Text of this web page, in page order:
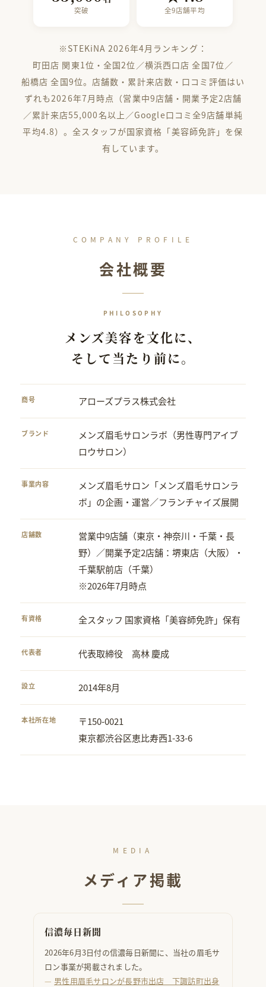
突破 全9店舗平均
※STEKiNA 2026年4月ランキング：
町田店 関東1位・全国2位 ／横浜西口店 全国7位 ／
船橋店 全国9位。店舗数・累計来店数・口コミ評価はい
ずれも2026年7月時点（営業中9店舗・開業予定2店舗
／累計来店55,000名以上／Google口コミ全9店舗単純
平均4.8）。全スタッフが国家資格「美容師免許」を保
有しています。
COMPANY PROFILE
会社概要
PHILOSOPHY
メンズ美容を文化に、
そして当たり前に。
商号 アローズプラス株式会社
ブランド
メンズ眉毛サロンラボ（男性専門アイブ
ロウサロン）
事業内容
メンズ眉毛サロン「メンズ眉毛サロンラ
ボ」の企画・運営／フランチャイズ展開
店舗数
営業中9店舗（東京・神奈川・千葉・長
野）／開業予定2店舗：堺東店（大阪）・
千葉駅前店（千葉）
※2026年7月時点
有資格 全スタッフ 国家資格「美容師免許」保有
代表者 代表取締役 高林 慶成
設立 2014年8月
本社所在地
〒150-0021
東京都渋谷区恵比寿西1-33-6
MEDIA
メディア掲載
信濃毎日新聞
2026年6月3日付の信濃毎日新聞に、当社の眉毛サ
ロン事業が掲載されました。
男性用眉毛サロンが長野市出店 下諏訪町出身